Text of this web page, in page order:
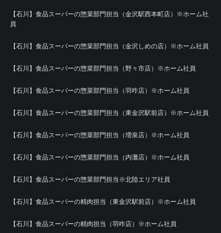
【石川】食品スーパーの惣菜部門担当（金沢駅西本町店）※ホーム社
員
【石川】食品スーパーの惣菜部門担当（金沢しめの店）※ホーム社員
【石川】食品スーパーの惣菜部門担当（野々市店）※ホーム社員
【石川】食品スーパーの惣菜部門担当（羽咋店）※ホーム社員
【石川】食品スーパーの惣菜部門担当（東金沢駅前店）※ホーム社員
【石川】食品スーパーの惣菜部門担当（増泉店）※ホーム社員
【石川】食品スーパーの惣菜部門担当（内灘店）※ホーム社員
【石川】食品スーパーの惣菜部門担当※北陸エリア社員
【石川】食品スーパーの精肉担当（東金沢駅前店）※ホーム社員
【石川】食品スーパーの精肉担当（羽咋店）※ホーム社員